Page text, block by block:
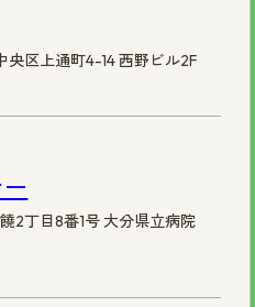
区上通町4-14 西野ビル2F
2丁目8番1号 大分県立病院